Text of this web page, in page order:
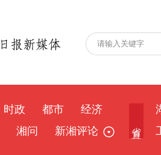
时政 都市
经济
湘问 新湘评论